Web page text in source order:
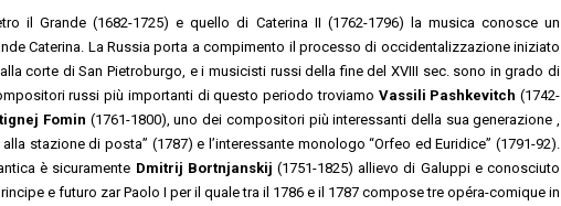
il Grande (1682-1725) e quello di Caterina II (1762-1796) la musica conosce un
Caterina. La Russia porta a compimento il processo di occidentalizzazione iniziato
corte di San Pietroburgo, e i musicisti russi della fine del XVIII sec. sono in grado di
russi più importanti di questo periodo troviamo Vassili Pashkevitch (1742-
Fomin (1761-1800), uno dei compositori più interessanti della sua generazione ,
stazione di posta” (1787) e l’interessante monologo “Orfeo ed Euridice” (1791-92).
è sicuramente Dmitrij Bortnjanskij (1751-1825) allievo di Galuppi e conosciuto
e futuro zar Paolo I per il quale tra il 1786 e il 1787 compose tre opéra-comique in